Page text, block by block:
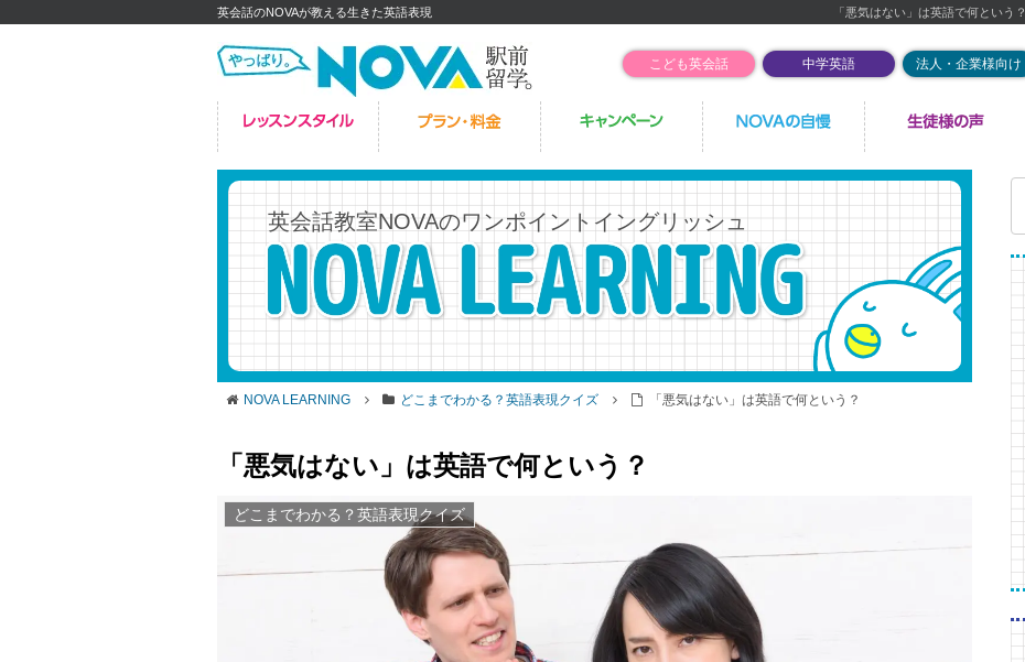
英会話のNOVAが教える生きた英語表現 「悪気はない」は英語で何という？
こども英会話 中学英語 法人・企業様向け
英会話教室NOVAのワンポイントイングリッシュ
NOVA LEARNING どこまでわかる？英語表現クイズ 「悪気はない」は英語で何という？
「悪気はない」は英語で何という？
どこまでわかる？英語表現クイズ